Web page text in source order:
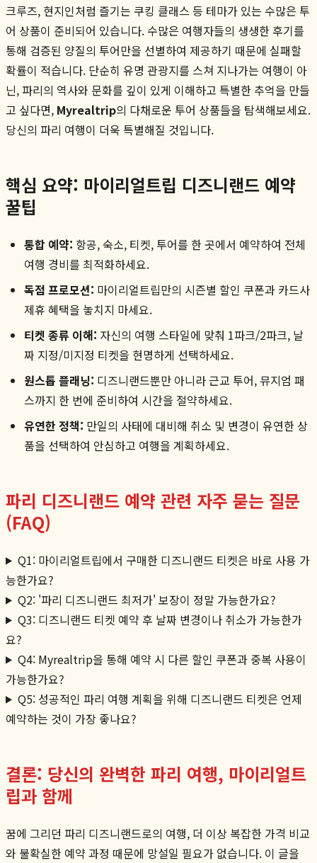
크루즈, 현지인처럼 즐기는 쿠킹 클래스 등 테마가 있는 수많은 투
어 상품이 준비되어 있습니다. 수많은 여행자들의 생생한 후기를
통해 검증된 양질의 투어만을 선별하여 제공하기 때문에 실패할
확률이 적습니다. 단순히 유명 관광지를 스쳐 지나가는 여행이 아
닌, 파리의 역사와 문화를 깊이 있게 이해하고 특별한 추억을 만들
고 싶다면, Myrealtrip의 다채로운 투어 상품들을 탐색해보세요.
당신의 파리 여행이 더욱 특별해질 것입니다.
핵심 요약: 마이리얼트립 디즈니랜드 예약
꿀팁
통합 예약: 항공, 숙소, 티켓, 투어를 한 곳에서 예약하여 전체
여행 경비를 최적화하세요.
독점 프로모션: 마이리얼트립만의 시즌별 할인 쿠폰과 카드사
제휴 혜택을 놓치지 마세요.
티켓 종류 이해: 자신의 여행 스타일에 맞춰 1파크/2파크, 날
짜 지정/미지정 티켓을 현명하게 선택하세요.
원스톱 플래닝: 디즈니랜드뿐만 아니라 근교 투어, 뮤지엄 패
스까지 한 번에 준비하여 시간을 절약하세요.
유연한 정책: 만일의 사태에 대비해 취소 및 변경이 유연한 상
품을 선택하여 안심하고 여행을 계획하세요.
파리 디즈니랜드 예약 관련 자주 묻는 질문
(FAQ)
Q1: 마이리얼트립에서 구매한 디즈니랜드 티켓은 바로 사용 가
능한가요?
Q2: '파리 디즈니랜드 최저가' 보장이 정말 가능한가요?
Q3: 디즈니랜드 티켓 예약 후 날짜 변경이나 취소가 가능한가
요?
Q4: Myrealtrip을 통해 예약 시 다른 할인 쿠폰과 중복 사용이
가능한가요?
Q5: 성공적인 파리 여행 계획을 위해 디즈니랜드 티켓은 언제
예약하는 것이 가장 좋나요?
결론: 당신의 완벽한 파리 여행, 마이리얼트
립과 함께
꿈에 그리던 파리 디즈니랜드로의 여행, 더 이상 복잡한 가격 비교
와 불확실한 예약 과정 때문에 망설일 필요가 없습니다. 이 글을